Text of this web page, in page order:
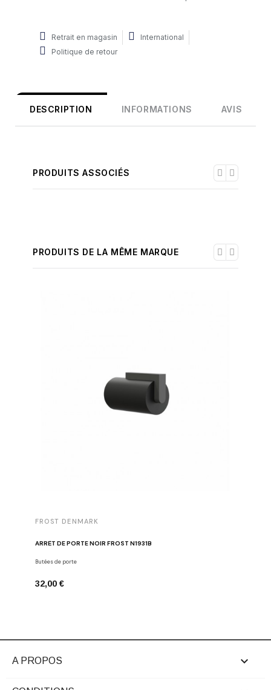
Retrait en magasin
International
Politique de retour
DESCRIPTION INFORMATIONS AVIS
PRODUITS ASSOCIÉS
PRODUITS DE LA MÊME MARQUE
FROST DENMARK
ARRÊT DE PORTE NOIR FROST N1931B
Butées de porte
32,00 €
A PROPOS 